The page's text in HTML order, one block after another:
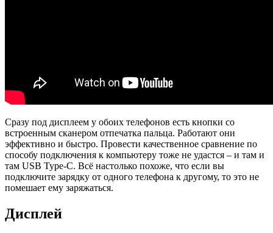
Сразу под дисплеем у обоих телефонов есть кнопки со
встроенным сканером отпечатка пальца. Работают они
эффективно и быстро. Провести качественное сравнение по
способу подключения к компьютеру тоже не удастся – и там и
там USB Type-C. Всё настолько похоже, что если вы
подключите зарядку от одного телефона к другому, то это не
помешает ему заряжаться.
Дисплей